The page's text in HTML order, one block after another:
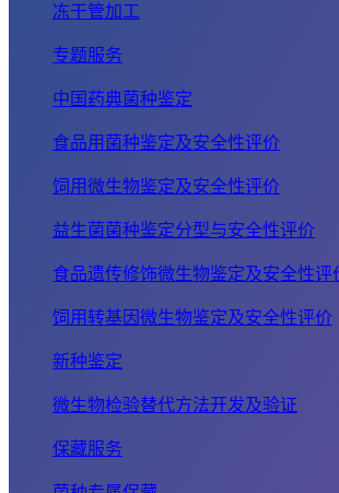
冻干管加工
专题服务
中国药典菌种鉴定
食品用菌种鉴定及安全性评价
饲用微生物鉴定及安全性评价
益生菌菌种鉴定分型与安全性评价
食品遗传修饰微生物鉴定及安全性评
饲用转基因微生物鉴定及安全性评价
新种鉴定
微生物检验替代方法开发及验证
保藏服务